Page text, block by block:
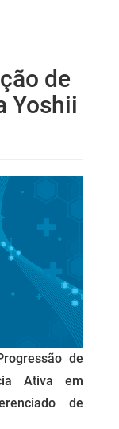
de
Yoshii
de
Ativa em
de